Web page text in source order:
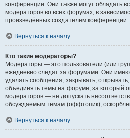
конференции. Они также могут обладать
модераторов во всех форумах, в
произведённых создателем конференции.
Вернуться к началу
Кто такие модераторы?
Модераторы — это пользователи (или
ежедневно следят за форумами. Они
удалять сообщения, закрывать,
объединять темы на форуме, за который
модераторов — не допускать
обсуждаемым темам (оффтопик),
Вернуться к началу